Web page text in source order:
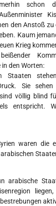
schon
den Anstoß zu
Kaum
Krieg
den Worten:
Staaten
Sie
völlig blind
entspricht.
waren die
arabische